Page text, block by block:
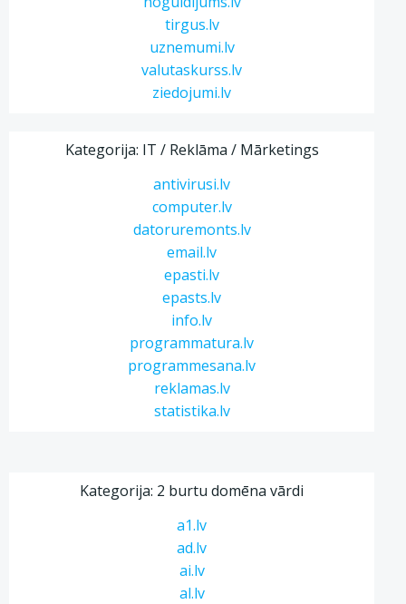
tirgus.lv
uznemumi.lv
valutaskurss.lv
ziedojumi.lv
Kategorija: IT / Reklāma / Mārketings
antivirusi.lv
computer.lv
datoruremonts.lv
email.lv
epasti.lv
epasts.lv
info.lv
programmatura.lv
programmesana.lv
reklamas.lv
statistika.lv
Kategorija: 2 burtu domēna vārdi
a1.lv
ad.lv
ai.lv
al.lv